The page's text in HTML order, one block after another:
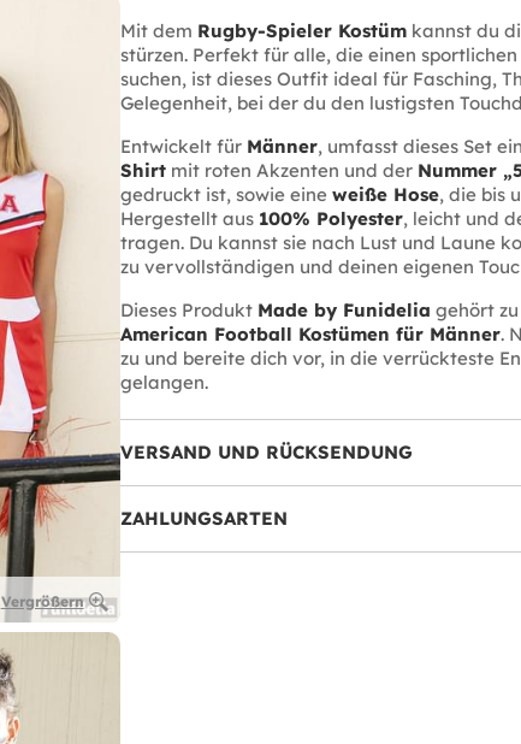
Vergrößern
Mit dem Rugby-Spieler Kostümkannst du
stürzen. Perfekt für alle, die einen
suchen, ist dieses Outfit ideal für Fasching,
Gelegenheit, bei der du den lustigsten
Entwickelt für Männer, umfasst dieses Set ein
Shirtmit roten Akzenten und der Nummer
gedruckt ist, sowie eine weiße Hose, die bis
Hergestellt aus 100% Polyester, leicht und
tragen. Du kannst sie nach Lust und Laune
zu vervollständigen und deinen eigenen
Dieses Produkt Made by Funidelia gehört
American Football Kostümen für Männer.
zu und bereite dich vor, in die verrückteste
gelangen.
VERSAND UND RÜCKSENDUNG
ZAHLUNGSARTEN